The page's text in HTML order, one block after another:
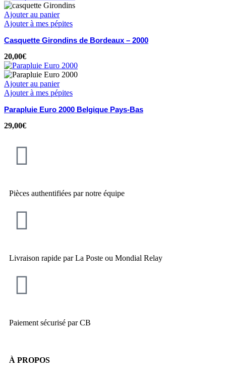
Ajouter au panier
Ajouter à mes pépites
Casquette Girondins de Bordeaux – 2000
20,00€
Ajouter au panier
Ajouter à mes pépites
Parapluie Euro 2000 Belgique Pays-Bas
29,00€
Pièces authentifiées par notre équipe
Livraison rapide par La Poste ou Mondial Relay
Paiement sécurisé par CB
À PROPOS